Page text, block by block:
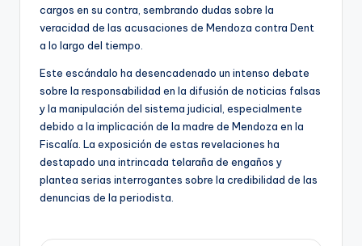
cargos en su contra, sembrando dudas sobre la
veracidad de las acusaciones de Mendoza contra Dent
a lo largo del tiempo.
Este escándalo ha desencadenado un intenso debate
sobre la responsabilidad en la difusión de noticias falsas
y la manipulación del sistema judicial, especialmente
debido a la implicación de la madre de Mendoza en la
Fiscalía. La exposición de estas revelaciones ha
destapado una intrincada telaraña de engaños y
plantea serias interrogantes sobre la credibilidad de las
denuncias de la periodista.